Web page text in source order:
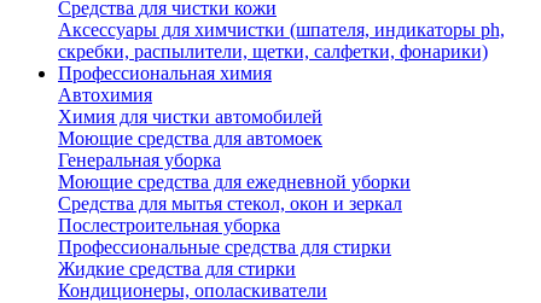
Средства для чистки кожи
Аксессуары для химчистки (шпателя, индикаторы ph,
скребки, распылители, щетки, салфетки, фонарики)
Профессиональная химия
Автохимия
Химия для чистки автомобилей
Моющие средства для автомоек
Генеральная уборка
Моющие средства для ежедневной уборки
Средства для мытья стекол, окон и зеркал
Послестроительная уборка
Профессиональные средства для стирки
Жидкие средства для стирки
Кондиционеры, ополаскиватели